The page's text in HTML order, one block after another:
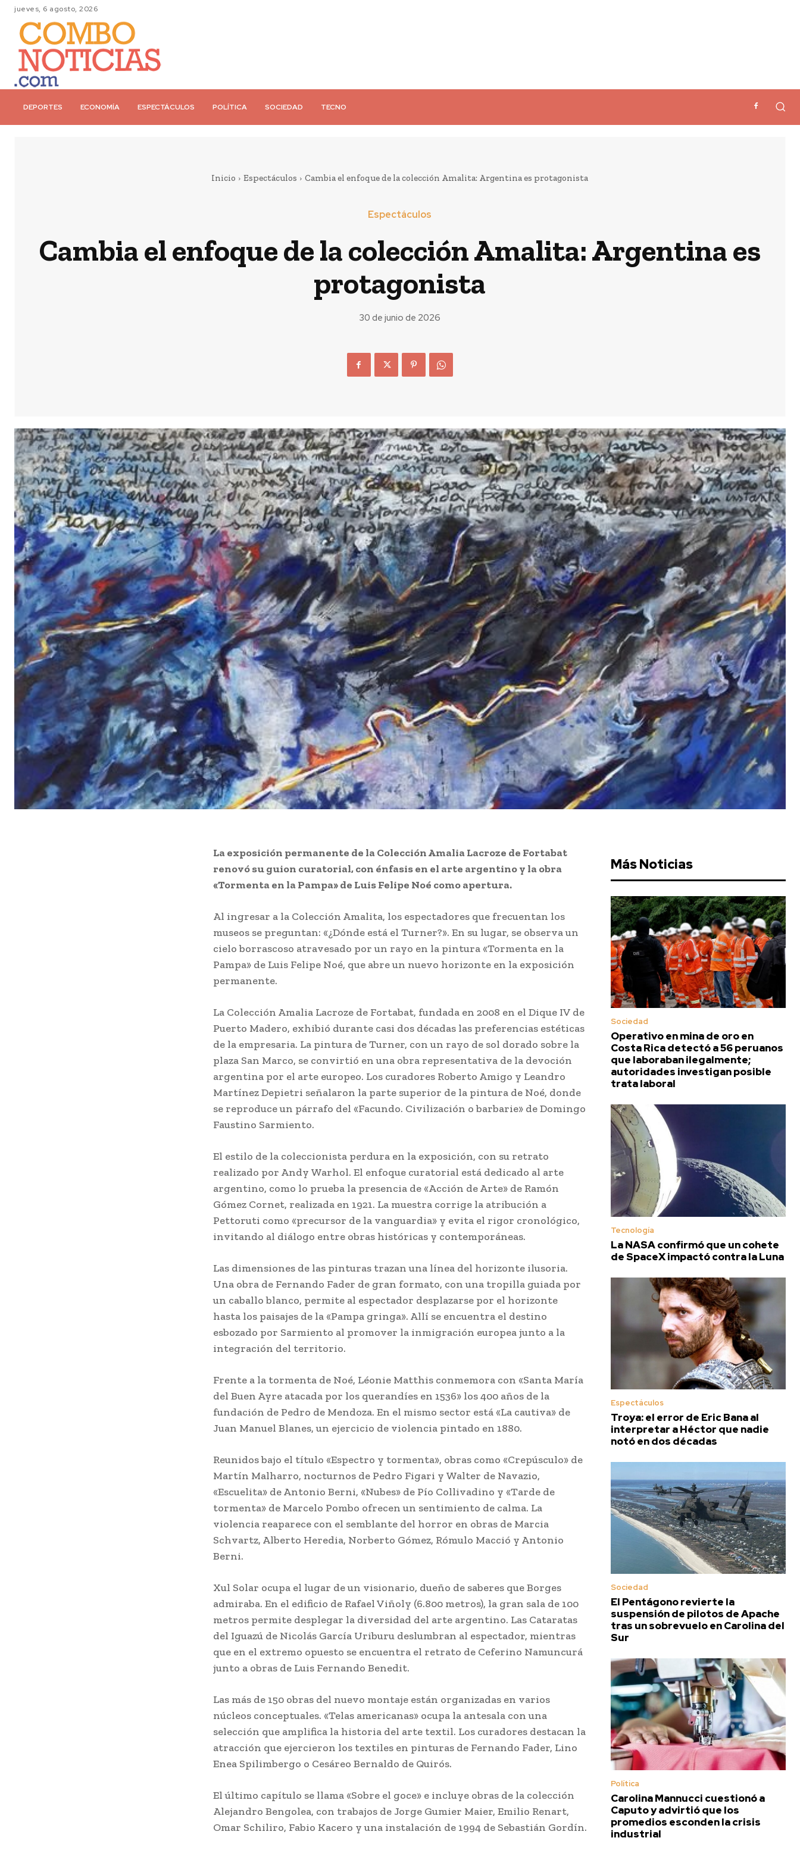
jueves, 6 agosto, 2026
DEPORTES ECONOMÍA ESPECTÁCULOS POLÍTICA SOCIEDAD TECNO
Inicio Espectáculos Cambia el enfoque de la colección Amalita: Argentina es protagonista
Espectáculos
Cambia el enfoque de la colección Amalita: Argentina es
protagonista
30 de junio de 2026
La exposición permanente de la Colección Amalia Lacroze de Fortabat
renovó su guion curatorial, con énfasis en el arte argentino y la obra
«Tormenta en la Pampa» de Luis Felipe Noé como apertura.
Al ingresar a la Colección Amalita, los espectadores que frecuentan los
museos se preguntan: «¿Dónde está el Turner?». En su lugar, se observa un
cielo borrascoso atravesado por un rayo en la pintura «Tormenta en la
Pampa» de Luis Felipe Noé, que abre un nuevo horizonte en la exposición
permanente.
La Colección Amalia Lacroze de Fortabat, fundada en 2008 en el Dique IV de
Puerto Madero, exhibió durante casi dos décadas las preferencias estéticas
de la empresaria. La pintura de Turner, con un rayo de sol dorado sobre la
plaza San Marco, se convirtió en una obra representativa de la devoción
argentina por el arte europeo. Los curadores Roberto Amigo y Leandro
Martínez Depietri señalaron la parte superior de la pintura de Noé, donde
se reproduce un párrafo del «Facundo. Civilización o barbarie» de Domingo
Faustino Sarmiento.
El estilo de la coleccionista perdura en la exposición, con su retrato
realizado por Andy Warhol. El enfoque curatorial está dedicado al arte
argentino, como lo prueba la presencia de «Acción de Arte» de Ramón
Gómez Cornet, realizada en 1921. La muestra corrige la atribución a
Pettoruti como «precursor de la vanguardia» y evita el rigor cronológico,
invitando al diálogo entre obras históricas y contemporáneas.
Las dimensiones de las pinturas trazan una línea del horizonte ilusoria.
Una obra de Fernando Fader de gran formato, con una tropilla guiada por
un caballo blanco, permite al espectador desplazarse por el horizonte
hasta los paisajes de la «Pampa gringa». Allí se encuentra el destino
esbozado por Sarmiento al promover la inmigración europea junto a la
integración del territorio.
Frente a la tormenta de Noé, Léonie Matthis conmemora con «Santa María
del Buen Ayre atacada por los querandíes en 1536» los 400 años de la
fundación de Pedro de Mendoza. En el mismo sector está «La cautiva» de
Juan Manuel Blanes, un ejercicio de violencia pintado en 1880.
Reunidos bajo el título «Espectro y tormenta», obras como «Crepúsculo» de
Martín Malharro, nocturnos de Pedro Figari y Walter de Navazio,
«Escuelita» de Antonio Berni, «Nubes» de Pío Collivadino y «Tarde de
tormenta» de Marcelo Pombo ofrecen un sentimiento de calma. La
violencia reaparece con el semblante del horror en obras de Marcia
Schvartz, Alberto Heredia, Norberto Gómez, Rómulo Macció y Antonio
Berni.
Xul Solar ocupa el lugar de un visionario, dueño de saberes que Borges
admiraba. En el edificio de Rafael Viñoly (6.800 metros), la gran sala de 100
metros permite desplegar la diversidad del arte argentino. Las Cataratas
del Iguazú de Nicolás García Uriburu deslumbran al espectador, mientras
que en el extremo opuesto se encuentra el retrato de Ceferino Namuncurá
junto a obras de Luis Fernando Benedit.
Las más de 150 obras del nuevo montaje están organizadas en varios
núcleos conceptuales. «Telas americanas» ocupa la antesala con una
selección que amplifica la historia del arte textil. Los curadores destacan la
atracción que ejercieron los textiles en pinturas de Fernando Fader, Lino
Enea Spilimbergo o Cesáreo Bernaldo de Quirós.
El último capítulo se llama «Sobre el goce» e incluye obras de la colección
Alejandro Bengolea, con trabajos de Jorge Gumier Maier, Emilio Renart,
Omar Schiliro, Fabio Kacero y una instalación de 1994 de Sebastián Gordín.
Más Noticias
Sociedad
Operativo en mina de oro en
Costa Rica detectó a 56 peruanos
que laboraban ilegalmente;
autoridades investigan posible
trata laboral
Tecnología
La NASA confirmó que un cohete
de SpaceX impactó contra la Luna
Espectáculos
Troya: el error de Eric Bana al
interpretar a Héctor que nadie
notó en dos décadas
Sociedad
El Pentágono revierte la
suspensión de pilotos de Apache
tras un sobrevuelo en Carolina del
Sur
Política
Carolina Mannucci cuestionó a
Caputo y advirtió que los
promedios esconden la crisis
industrial